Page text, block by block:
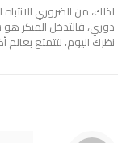
لذلك، من الضروري
دوري، فالتدخل المبكر
نظرك اليوم، لتتمتع